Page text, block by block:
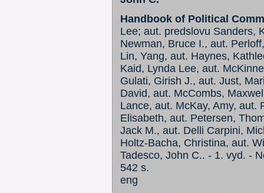
Handbook of Political
Lee; aut. predslovu Sanders,
Newman, Bruce I., aut.
Lin, Yang, aut. Haynes,
Kaid, Lynda Lee, aut.
Gulati, Girish J., aut. Just,
David, aut. McCombs,
Lance, aut. McKay, Amy, aut.
Elisabeth, aut. Petersen,
Jack M., aut. Delli Carpini,
Holtz-Bacha, Christina, aut.
Tadesco, John C.. - 1. vyd. -
542 s.
eng